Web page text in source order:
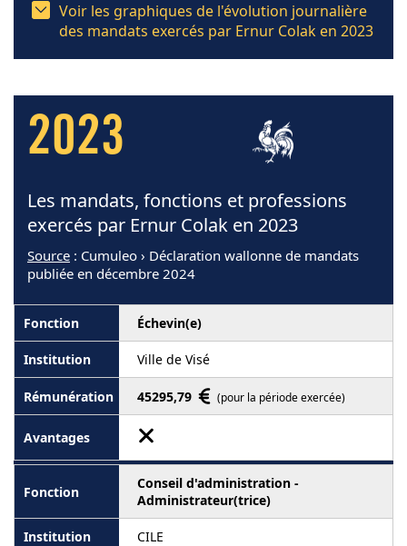
Voir les graphiques de l'évolution journalière
des mandats exercés par Ernur Colak en 2023
2023
Les mandats, fonctions et professions
exercés par Ernur Colak en 2023
Source : Cumuleo › Déclaration wallonne de mandats
publiée en décembre 2024
Échevin(e)
Ville de Visé
45295,79 (pour la période exercée)
Conseil d'administration -
Administrateur(trice)
CILE